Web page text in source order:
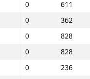
0
611
0
362
0
828
0
828
0
236
0
611
0
362
0
828
0
828
0
236